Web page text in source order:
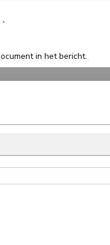
in het bericht.